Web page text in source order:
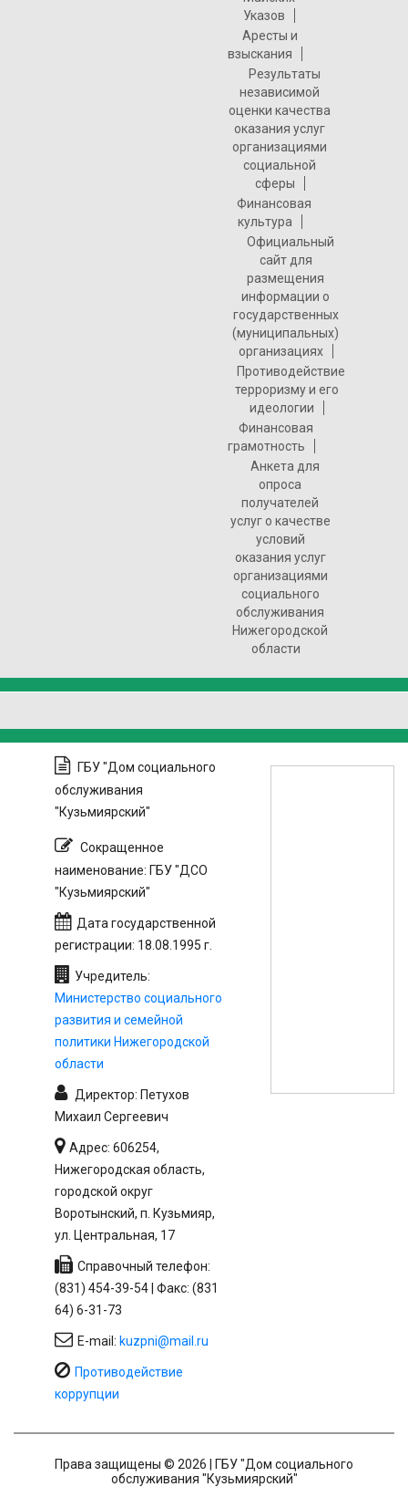
Указов
Аресты и
взыскания
Результаты
независимой
оценки качества
оказания услуг
организациями
социальной
сферы
Финансовая
культура
Официальный
сайт для
размещения
информации о
государственных
(муниципальных)
организациях
Противодействие
терроризму и его
идеологии
Финансовая
грамотность
Анкета для
опроса
получателей
услуг о качестве
условий
оказания услуг
организациями
социального
обслуживания
Нижегородской
области
ГБУ "Дом социального
обслуживания
"Кузьмиярский"
Сокращенное
наименование: ГБУ "ДСО
"Кузьмиярский"
Дата государственной
регистрации: 18.08.1995 г.
Учредитель:
Министерство социального
развития и семейной
политики Нижегородской
области
Директор: Петухов
Михаил Сергеевич
Адрес: 606254,
Нижегородская область,
городской округ
Воротынский, п. Кузьмияр,
ул. Центральная, 17
Справочный телефон:
(831) 454-39-54 | Факс: (831
64) 6-31-73
E-mail: kuzpni@mail.ru
Противодействие
коррупции
Права защищены © 2026 | ГБУ "Дом социального
обслуживания "Кузьмиярский"